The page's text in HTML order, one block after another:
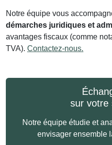
Notre équipe vous
démarches juridiques et
avantages fiscaux (comme
TVA). Contactez-nous.
sur votre
Notre équipe étudie et
envisager ensemble